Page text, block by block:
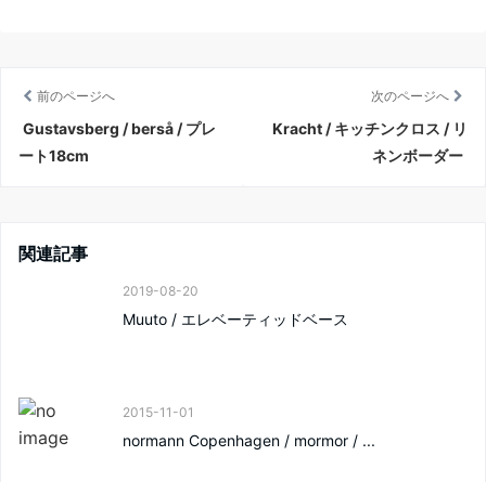
前のページへ
Gustavsberg / berså / プレ
ート18cm
次のページへ
Kracht / キッチンクロス / リ
ネンボーダー
関連記事
2019-08-20
Muuto / エレベーティッドベース
2015-11-01
normann Copenhagen / mormor / ...